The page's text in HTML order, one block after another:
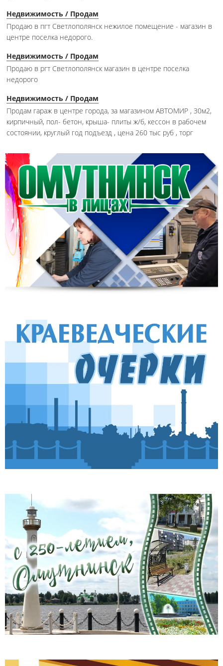
Недвижимость / Продам
Продаю в пгт Светлополянск нежилое помещение - магазин в
центре поселка недорого.
Недвижимость / Продам
Продаю в ргт Светлополянск магазин в центре поселка
недорого
Недвижимость / Продам
Продам гараж в центре города, за магазином АВТОМИР , 30м2,
кирпичный, пол- бетон, крыша- плиты ж/б, кессон в рабочем
состоянии, круглый год подъезд , цена 260 тыс руб , торг